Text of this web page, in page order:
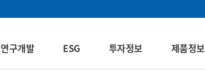
연구개발 ESG 투자정보 제품정보